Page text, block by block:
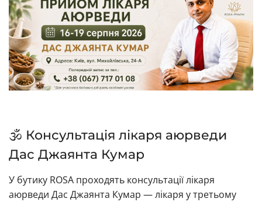
🕉️ Консультація лікаря аюрведи
Дас Джаянта Кумар
У бутику ROSA проходять консультації лікаря
аюрведи Дас Джаянта Кумар — лікаря у третьому